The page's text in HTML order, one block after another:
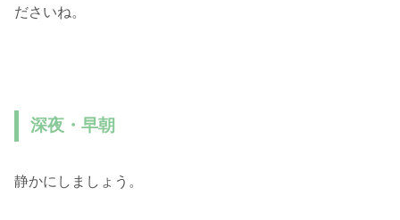
ださいね。
深夜・早朝
静かにしましょう。